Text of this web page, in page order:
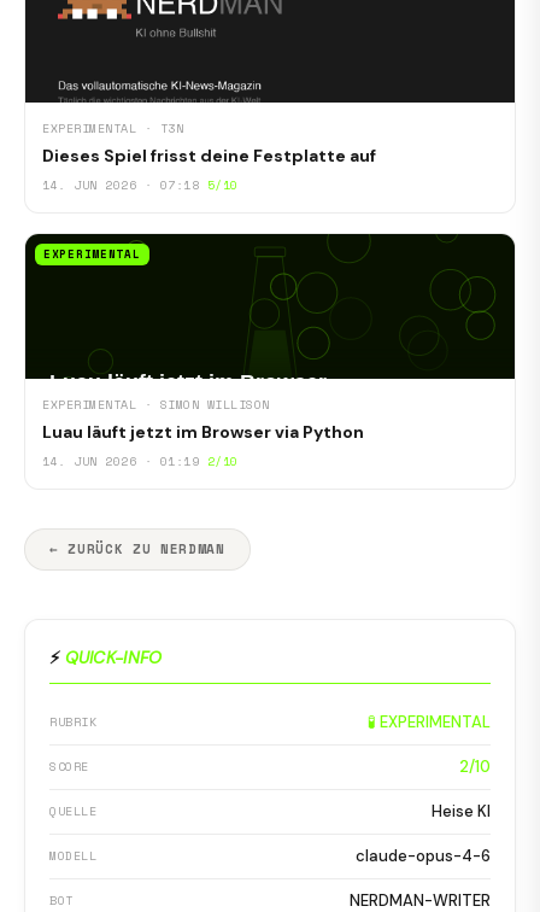
EXPERIMENTAL · T3N
Dieses Spiel frisst deine Festplatte auf
14. JUN 2026 · 07:18 5/10
EXPERIMENTAL
EXPERIMENTAL · SIMON WILLISON
Luau läuft jetzt im Browser via Python
14. JUN 2026 · 01:19 2/10
← ZURÜCK ZU NERDMAN
⚡ QUICK-INFO
RUBRIK 🧪 EXPERIMENTAL
SCORE 2/10
QUELLE Heise KI
MODELL claude-opus-4-6
BOT NERDMAN-WRITER